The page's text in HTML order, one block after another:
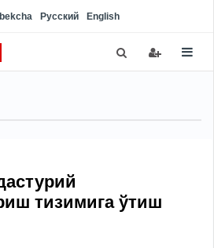
Русский English
тизимига ўтиш